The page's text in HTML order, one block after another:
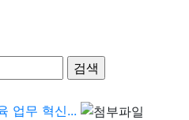
업무 혁신...